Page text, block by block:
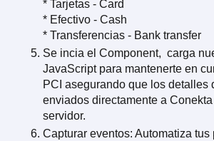
* Tarjetas - Card
* Efectivo - Cash
* Transferencias - Bank transfer
Se incia el Component, carga
JavaScript para mantenerte en
PCI asegurando que los detalles
enviados directamente a
servidor.
Capturar eventos: Automatiza tus